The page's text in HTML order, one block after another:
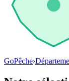
GoPêche›